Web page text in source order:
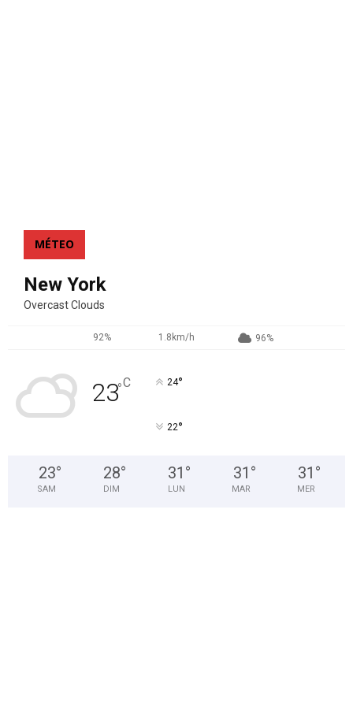
MÉTEO
New York
Overcast Clouds
92% 1.8km/h 96%
23°C 24°
22°
23°
SAM
28°
DIM
31 °
LUN
31 °
MAR
31 °
MER